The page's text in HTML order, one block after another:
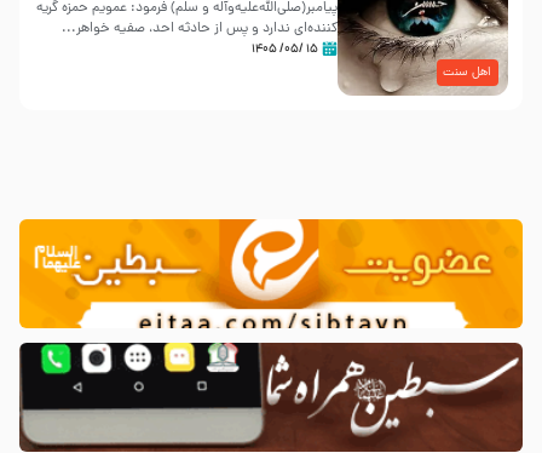
اهل سنت
پیامبر(صلی‌الله‌علیه‌وآله و سلم) فرمود: عمویم حمزه گریه
کننده‌ای ندارد و پس از حادثه احد، صفیه خواهر...
۱۵ /۰۵/ ۱۴۰۵